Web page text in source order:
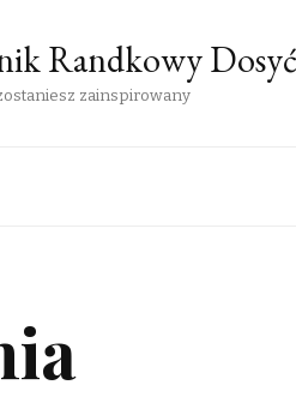
Randkowy
zainspirowany